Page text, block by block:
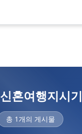
신혼여행지시기
총 1개의 게시물